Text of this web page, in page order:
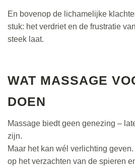
En bovenop de lichamelijke
stuk: het verdriet en de frustratie
steek laat.
WAT MASSAGE
DOEN
Massage biedt geen genezing –
zijn.
Maar het kan wél verlichting
op het verzachten van de spieren